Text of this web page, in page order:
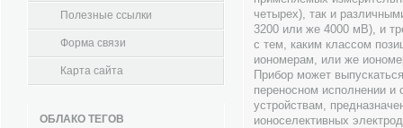
Полезные ссылки
Форма связи
Карта сайта
ОБЛАКО ТЕГОВ
четырех), так и
3200 или же 4000 мВ), и
с тем, каким классом
иономерам, или же
Прибор может
переносном исполнении и
устройствам,
ионоселективных